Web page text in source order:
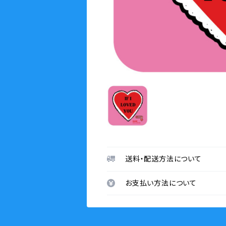
送料・配送方法について
お支払い方法について